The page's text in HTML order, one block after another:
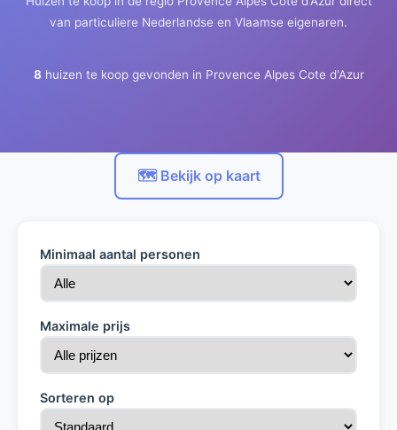
van particuliere Nederlandse en Vlaamse eigenaren.
8huizen te koop gevonden in Provence Alpes Cote d'Azur
🗺️ Bekijk op kaart
Minimaal aantal personen
Maximale prijs
Sorteren op